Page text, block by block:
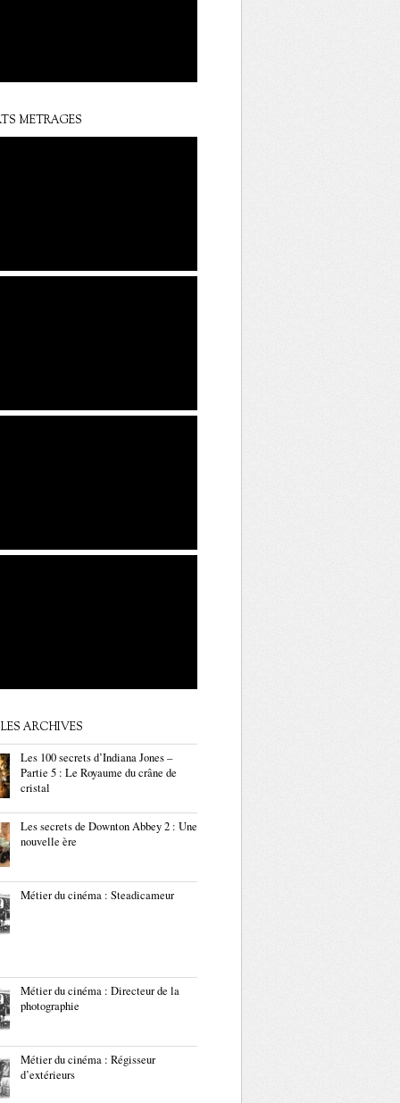
METRAGES
ARCHIVES
Les 100 secrets d’Indiana Jones –
Partie 5 : Le Royaume du crâne de
cristal
Les secrets de Downton Abbey 2 : Une
nouvelle ère
Métier du cinéma : Steadicameur
Métier du cinéma : Directeur de la
photographie
Métier du cinéma : Régisseur
d’extérieurs